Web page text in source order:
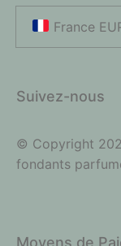
Suivez-nous
© Copyright
fondants
Moyens de